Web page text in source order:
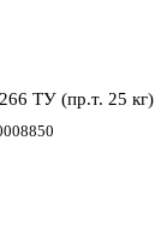
ТУ (пр.т. 25 кг)